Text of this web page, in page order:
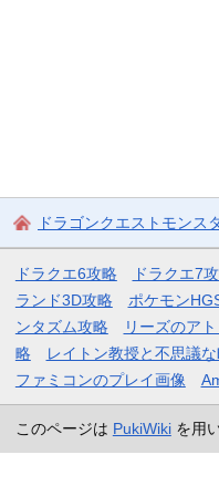
ドラゴンクエストモンス
ドラクエ6攻略 ドラクエ7
ランド3D攻略
ポケモン
ンタズム攻略
リーズのア
略
レイトン教授と不思議
ファミコンのプレイ画像
このページは PukiWikiを用